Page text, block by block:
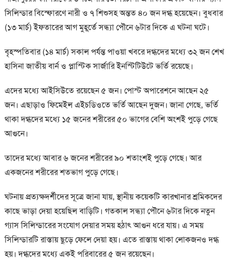
সিলিন্ডার বিস্ফোরণে নারী ও ৭ শিশুসহঅন্তত ৪০ জন দগ্ধ হয়েছেন। বুধবার
(১৩ মার্চ) ইফতারের আগ মুহূর্তে সন্ধ্যা পৌনে ৬টার দিকে এ ঘটনা ঘটে।
বৃহস্পতিবার (১৪ মার্চ) সকাল পর্যন্ত পাওয়া খবরে দগ্ধদের মধ্যে ৩২ জন শেখ
হাসিনা জাতীয় বার্ন ও প্লাস্টিক সার্জারি ইনস্টিটিউটে ভর্তি রয়েছে।
এদের মধ্যে আইসিউতে রয়েছেন ৫ জন। পোস্ট অপারেশনে আছেন ২৫
জন। এছাড়াও ফিমেইল এইচডিওতে ভর্তি আছেন দুজন। জানা গেছে, ভর্তি
থাকা দগ্ধদের মধ্যে ১৫ জনের শরীরের ৫০ ভাগের বেশি অংশই পুড়ে গেছে
আগুনে।
তাদের মধ্যে আবার ৬ জনের শরীরের ৯০ শতাংশই পুড়ে গেছে। আর
একজনের শরীরের শতভাগ পুড়ে গেছে।
ঘটনায় প্রত্যক্ষদর্শীদের সূত্রে জানা যায়, স্থানীয় কয়েকটি কারখানার শ্রমিকদের
কাছে ভাড়া দেয়া হয়েছিল বাড়িটি। গতকাল সন্ধ্যা পৌনে ৬টার দিকে নতুন
গ্যাস সিলিন্ডারের সংযোগ দেয়ার সময় হঠাৎ আগুন ধরে যায়। এ সময়
সিলিন্ডারটি রাস্তায় ছুড়ে ফেলে দেয়া হয়। এতে রাস্তায় থাকা লোকজনও দগ্ধ
হয়। দগ্ধদের মধ্যে একই পরিবারের ৫ জন রয়েছেন।